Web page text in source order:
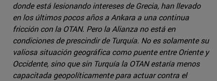
donde está lesionando intereses de Grecia, han llevado
en los últimos pocos años a Ankara a una continua
fricción con la OTAN. Pero la Alianza no está en
condiciones de prescindir de Turquía. No es solamente su
valiosa situación geográfica como puente entre Oriente y
Occidente, sino que sin Turquía la OTAN estaría menos
capacitada geopolíticamente para actuar contra el